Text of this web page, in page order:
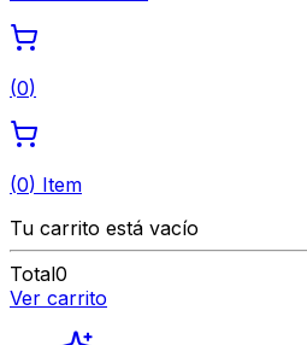
(0)
(0) Item
Tu carrito está vacío
Total0
Ver carrito